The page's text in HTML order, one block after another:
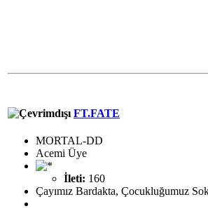
FT.FATE
MORTAL-DD
Acemi Üye
İleti: 160
Çayımız Bardakta, Çocukluğumuz